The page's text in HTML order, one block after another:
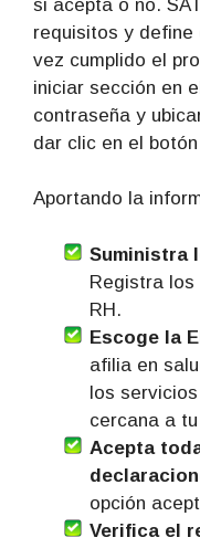
si acepta o no.
requisitos y define
vez cumplido el
iniciar sección en
contraseña y
dar clic en el botón
Aportando la
Suministra
Registra
RH.
Escoge la
afilia en
los
cercana a
Acepta
opción
Verifica el